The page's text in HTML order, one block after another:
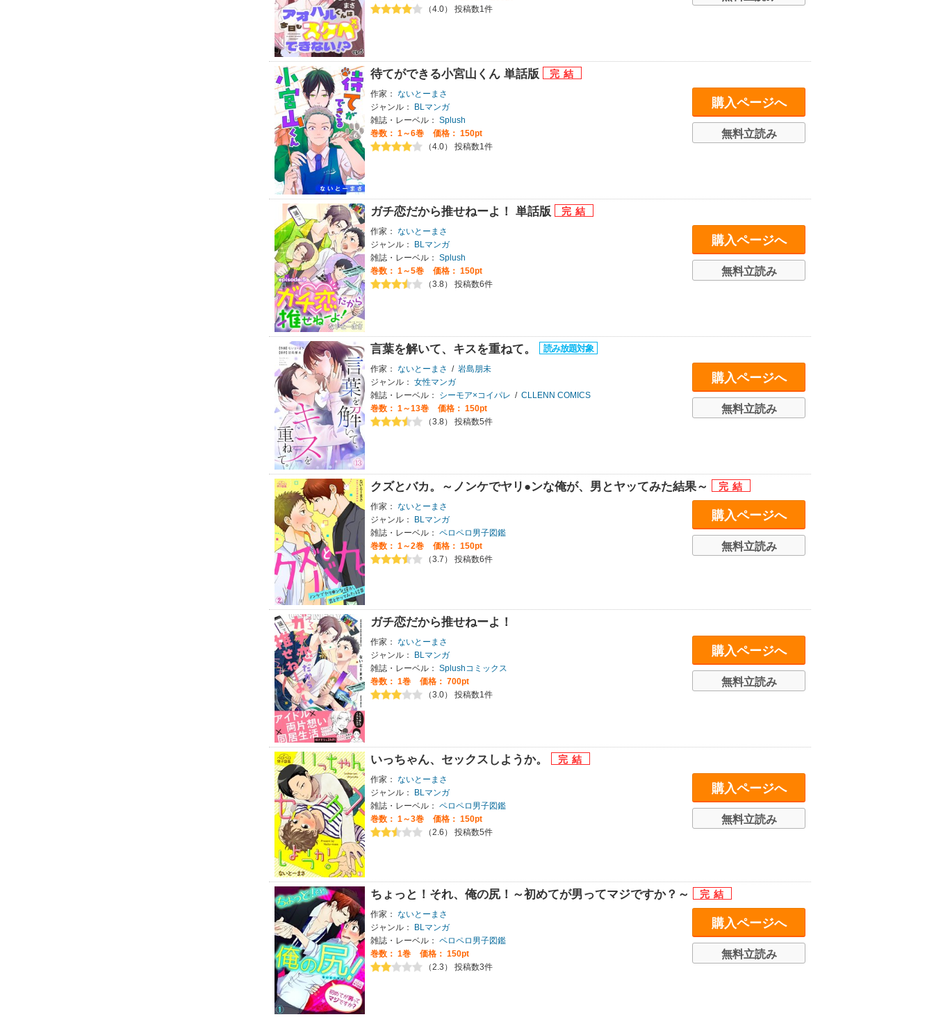
（4.0） 投稿数1件
待てができる小宮山くん 単話版
作家： ないとーまさ
ジャンル：
BLマンガ
雑誌・レーベル： Splush
巻数： 1～6巻
価格： 150pt
（4.0） 投稿数1件
購入ページへ
無料立読み
ガチ恋だから推せねーよ！ 単話版
作家： ないとーまさ
ジャンル：
BLマンガ
雑誌・レーベル： Splush
巻数： 1～5巻
価格： 150pt
（3.8） 投稿数6件
購入ページへ
無料立読み
言葉を解いて、キスを重ねて。
作家： ないとーまさ / 岩島朋未
ジャンル： 女性マンガ
雑誌・レーベル：
シーモア×コイパレ / CLLENN COMICS
巻数： 1～13巻
価格： 150pt
（3.8） 投稿数5件
購入ページへ
無料立読み
クズとバカ。～ノンケでヤリ●ンな俺が、男とヤッてみた結果～
作家： ないとーまさ
ジャンル：
BLマンガ
雑誌・レーベル： ペロペロ男子図鑑
巻数： 1～2巻
価格： 150pt
（3.7） 投稿数6件
購入ページへ
無料立読み
ガチ恋だから推せねーよ！
作家： ないとーまさ
ジャンル：
BLマンガ
雑誌・レーベル： Splushコミックス
巻数： 1巻
価格： 700pt
（3.0） 投稿数1件
購入ページへ
無料立読み
いっちゃん、セックスしようか。
作家： ないとーまさ
ジャンル：
BLマンガ
雑誌・レーベル： ペロペロ男子図鑑
巻数： 1～3巻
価格： 150pt
（2.6） 投稿数5件
購入ページへ
無料立読み
ちょっと！それ、俺の尻！～初めてが男ってマジですか？～
作家： ないとーまさ
ジャンル：
BLマンガ
雑誌・レーベル： ペロペロ男子図鑑
巻数： 1巻
価格： 150pt
（2.3） 投稿数3件
購入ページへ
無料立読み